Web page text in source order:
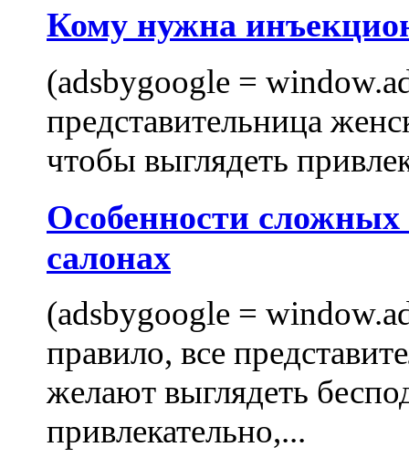
Кому нужна
(adsbygoogle =
представительница
чтобы выглядеть
Особенности
салонах
(adsbygoogle =
правило, все
желают выглядеть
привлекательно,...